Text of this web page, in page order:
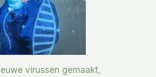
virussen gemaakt,